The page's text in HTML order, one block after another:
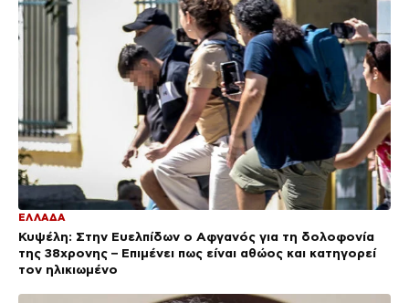
ΕΛΛΑΔΑ
Κυψέλη: Στην Ευελπίδων ο Αφγανός για τη δολοφονία
της 38χρονης – Επιμένει πως είναι αθώος και κατηγορεί
τον ηλικιωμένο